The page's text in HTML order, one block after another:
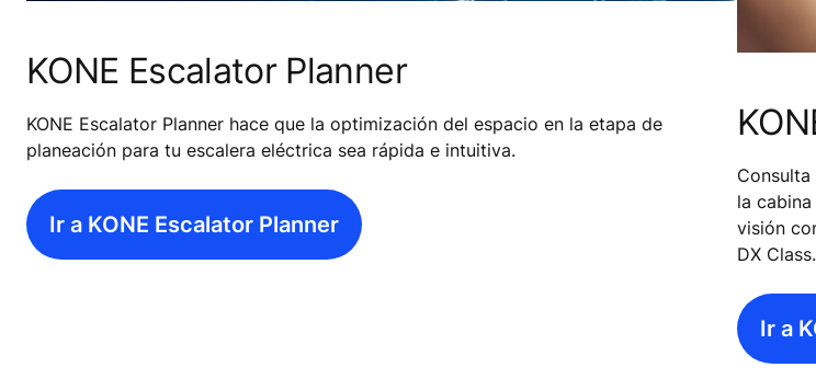
KONE Escalator Planner
KONE Escalator Planner hace que la optimización del espacio en la etapa de
planeación para tu escalera eléctrica sea rápida e intuitiva.
Ir a KONE Escalator Planner
la
visión
DX Class.
Ir a